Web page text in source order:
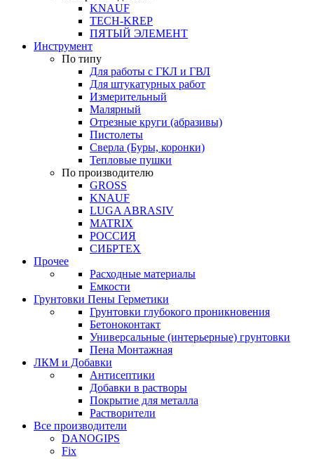
KNAUF
TECH-KREP
ПЯТЫЙ ЭЛЕМЕНТ
Инструмент
По типу
Для работы с ГКЛ и ГВЛ
Для штукатурных работ
Измерительный
Малярный
Отрезные круги (абразивы)
Пистолеты
Сверла (Буры, коронки)
Тепловые пушки
По производителю
GROSS
KNAUF
LUGA ABRASIV
MATRIX
РОССИЯ
СИБРТЕХ
Прочее
Расходные материалы
Емкости
Грунтовки Пены Герметики
Грунтовки глубокого проникновения
Бетоноконтакт
Универсальные (интерьерные) грунтовки
Пена Монтажная
ЛКМ и Добавки
Антисептики
Добавки в растворы
Покрытие для металла
Растворители
Все производители
DANOGIPS
Fix